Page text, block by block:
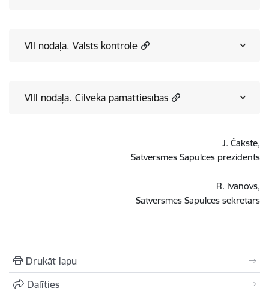
VII nodaļa. Valsts kontrole
VIII nodaļa. Cilvēka pamattiesības
J. Čakste,
Satversmes Sapulces prezidents
R. Ivanovs,
Satversmes Sapulces sekretārs
Drukāt lapu
Dalīties